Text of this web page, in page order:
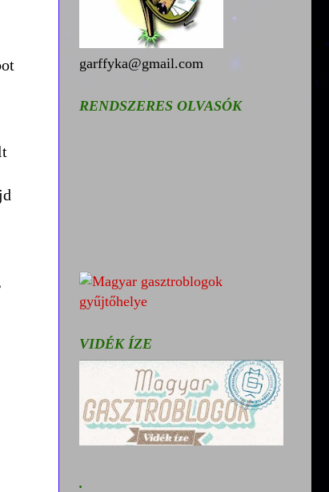
garffyka@gmail.com
RENDSZERES OLVASÓK
VIDÉK ÍZE
.